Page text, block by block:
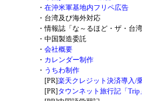
・ 在沖米軍基地内フリペ広告
・ 台湾及び海外対応
・情報誌「な～るほど・ザ・台湾
・ 中国製造委託
・ 会社概要
・ カレンダー制作
・ うちわ制作
[PR]楽天クレジット決済導入/
[PR]タウンネット旅行記「Trip」